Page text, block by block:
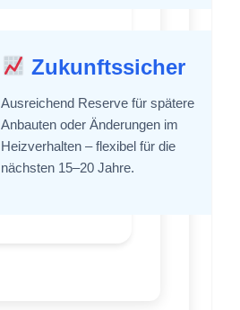
Zukunftssicher
Ausreichend Reserve für spätere
Anbauten oder Änderungen im
Heizverhalten – flexibel für die
nächsten 15–20 Jahre.